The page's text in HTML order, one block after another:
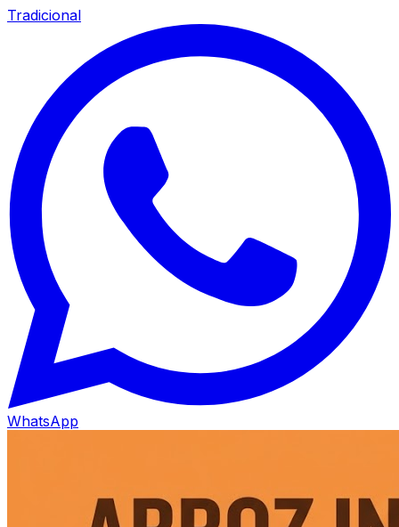
Tradicional
WhatsApp